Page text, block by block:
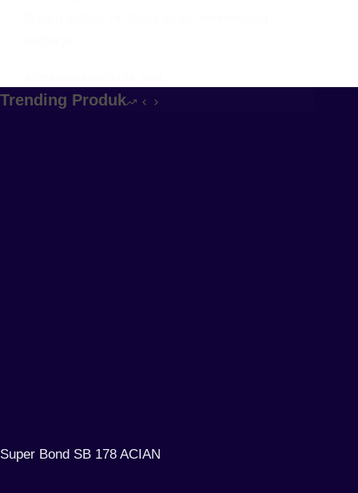
Trending Produk
Super Bond SB 178 ACIAN